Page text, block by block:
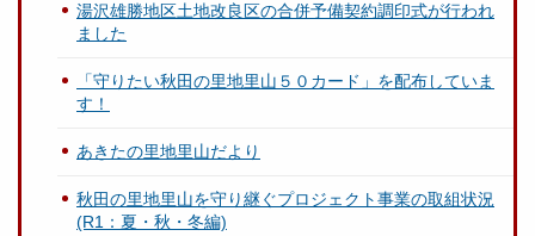
湯沢雄勝地区土地改良区の合併予備契約調印式が行われ
ました
「守りたい秋田の里地里山５０カード」を配布していま
す！
あきたの里地里山だより
秋田の里地里山を守り継ぐプロジェクト事業の取組状況
(R1：夏・秋・冬編)